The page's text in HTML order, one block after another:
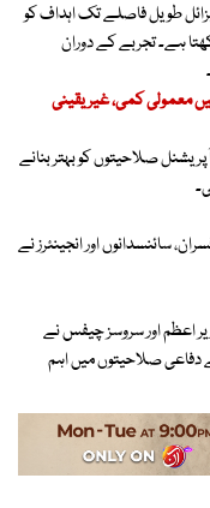
پبلک ریلیشنز کے بیان کے مطابق فتح 4 میزائل طویل فاصلے تک اہداف کو
ہے۔ تجربے کے دوران
معمولی کمی، غیر یقینی
صلاحیتوں کو بہتر بنانے
سائنسدانوں اور انجینئرز نے
اعظم اور سروسز چیفس نے
دفاعی صلاحیتوں میں اہم